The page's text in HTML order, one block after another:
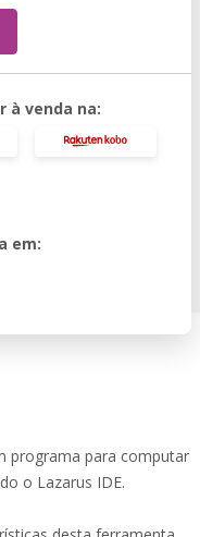
à venda na:
em:
programa para computar
o Lazarus IDE.